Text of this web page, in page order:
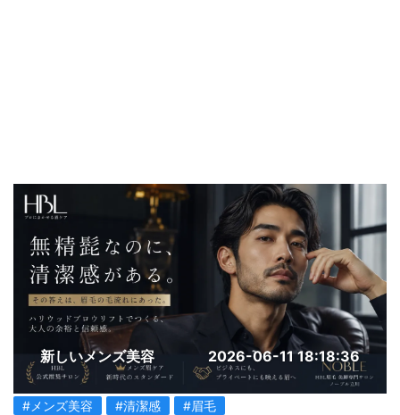
新しいメンズ美容 2026-06-11 18:18:36
#メンズ美容 #清潔感 #眉毛